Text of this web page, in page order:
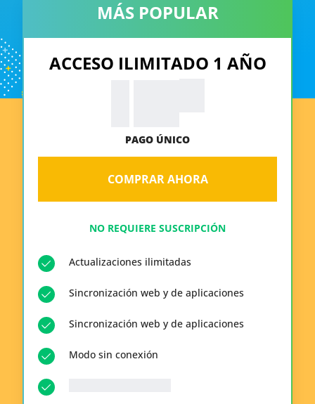
MÁS POPULAR
ACCESO ILIMITADO 1 AÑO
PAGO ÚNICO
COMPRAR AHORA
NO REQUIERE SUSCRIPCIÓN
Actualizaciones ilimitadas
Sincronización web y de aplicaciones
Sincronización web y de aplicaciones
Modo sin conexión